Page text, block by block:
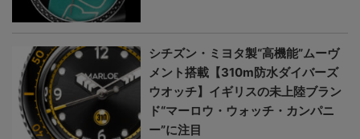
シチズン・ミヨタ製“高機能”ムーヴ
メント搭載【310m防水ダイバーズ
ウオッチ】イギリスの未上陸ブラン
ド“マーロウ・ウォッチ・カンパニ
ー”に注目